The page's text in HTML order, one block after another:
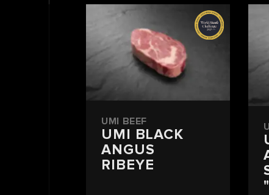
UMI BEEF
UMI BLACK
ANGUS
RIBEYE